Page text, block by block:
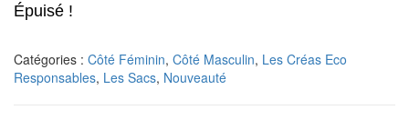
Épuisé !
Catégories : Côté Féminin, Côté Masculin, Les Créas Eco
Responsables, Les Sacs, Nouveauté